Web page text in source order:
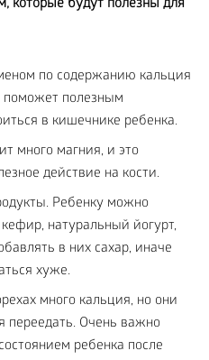
которые будут полезны для
по содержанию кальция
поможет полезным
в кишечнике ребенка.
много магния, и это
действие на кости.
Ребенку можно
натуральный йогурт,
в них сахар, иначе
хуже.
много кальция, но они
переедать. Очень важно
ребенка после